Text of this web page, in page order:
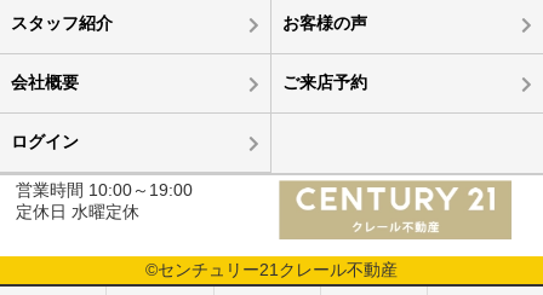
スタッフ紹介 お客様の声
会社概要 ご来店予約
ログイン
営業時間 10:00～19:00
定休日 水曜定休
©センチュリー21クレール不動産